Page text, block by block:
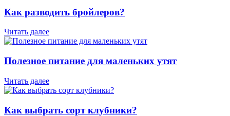
Как разводить бройлеров?
Читать далее
Полезное питание для маленьких утят
Читать далее
Как выбрать сорт клубники?